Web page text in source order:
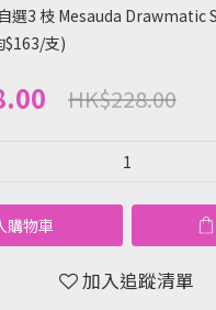
選3 枝 Mesauda Drawmatic
$163/支)
HK$228.00
購物車
加入追蹤清單